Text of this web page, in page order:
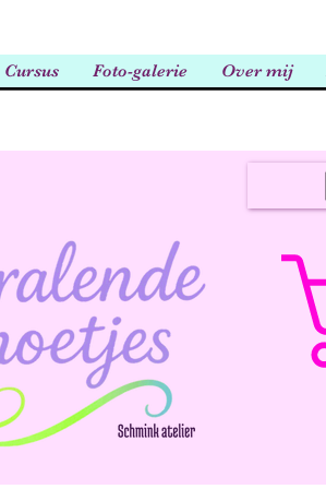
Cursus Foto-galerie Over mij